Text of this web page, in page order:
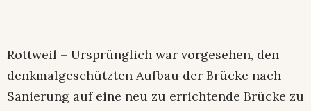
Rottweil – Ursprünglich war vorgesehen, den
denkmalgeschützten Aufbau der Brücke nach
Sanierung auf eine neu zu errichtende Brücke zu